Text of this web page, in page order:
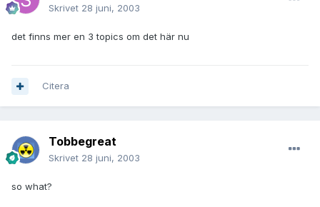
Skrivet 28 juni, 2003
det finns mer en 3 topics om det här nu
Citera
Tobbegreat
Skrivet 28 juni, 2003
so what?